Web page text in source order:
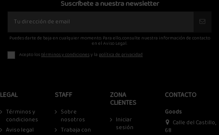
Suscríbete a nuestra newsletter
Puedes darte de baja en cualquier momento. Para ello, consulte nuestra información de contacto
en el Aviso Legal.
Acepto lostérminos y condicionesy la política de privacidad
LEGAL
Términos y
condiciones
Aviso legal
STAFF
Sobre
nosotros
Trabaja con
ZONA
CLIENTES
Iniciar
sesión
CONTACTO
Goods
Calle del Castillo,
68